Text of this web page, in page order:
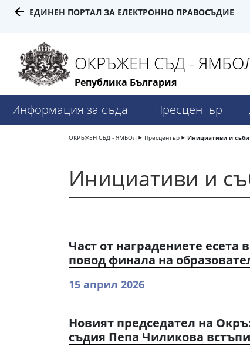
ЕДИНЕН ПОРТАЛ ЗА ЕЛЕКТРОННО ПРАВОСЪДИЕ
ОКРЪЖЕН СЪД -
Република България
Информация за съда Пресцентър
ОКРЪЖЕН СЪД - ЯМБОЛ Пресцентър Инициативи и
Инициативи и
Част от наградениете есета
повод финала на
15 април 2026
Новият председател на
съдия Пепа Чиликова